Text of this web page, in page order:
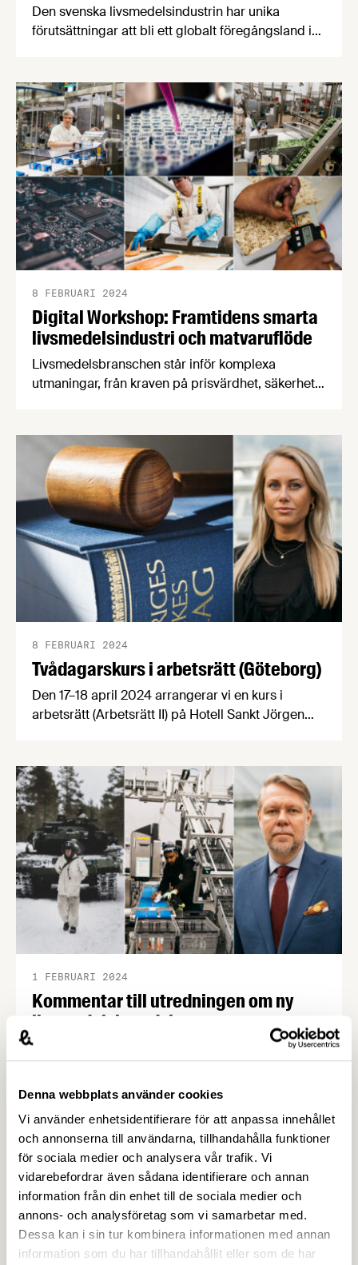
Denna webbplats använder cookies
Vi använder enhetsidentifierare för att anpassa innehållet
och annonserna till användarna, tillhandahålla funktioner
för sociala medier och analysera vår trafik. Vi
vidarebefordrar även sådana identifierare och annan
information från din enhet till de sociala medier och
annons- och analysföretag som vi samarbetar med.
Dessa kan i sin tur kombinera informationen med annan
information som du har tillhandahållit eller som de har
Den svenska livsmedelsindustrin har unika
förutsättningar att bli ett globalt föregångsland i
livsmedelsrelaterad forskning och innovation
behövs för att detta ska hända? Det var temat för
ett lunchmöte den 8 februari anordnat av
Livsmedelspolitiska nätverket i Riksdagen.
Digital Workshop: Framtidens smarta
livsmedelsindustri och matvaruflöde
8 FEBRUARI 2024
Livsmedelsbranschen står inför komplexa
utmaningar, från kraven på prisvärdhet, säkerhet
effektivitet krävs ökad digitalisering och
automation. Den 23 februari arrangerar Sweden
Food Arena en kunskapsberikande workshop med
målet att identifiera framtida utvecklingsprojekt
som stärker ditt företags konkurrenskraft och
lönsamhet.
Tvådagarskurs i arbetsrätt (Göteborg)
8 FEBRUARI 2024
Den 17–18 april 2024 arrangerar vi en kurs i
arbetsrätt (Arbetsrätt II) på Hotell Sankt Jörgen
arbetsrättsjurist på Livsmedelsföretagen, är en av
två kursledare. Här berättar hon mer om vad
kursen innehåller och hur man anmäler sig.
Kommentar till utredningen om ny
livsmedelsberedskap
1 FEBRUARI 2024
I betänkandet, SOU En ny livsmedelsberedskap,
livsmedelsberedskap. Livsmedelsföretagens
näringspolitiske expert Patrik Strömer, som ingått i
utredningens expertgrupp, understryker att en
uppdaterad livsmedelsstrategi behövs för att göra
matproduktion i Sverige mer kostnadseffektiv och
enklare, med potential att göra livsmedel till en
betydande svensk exportvara.